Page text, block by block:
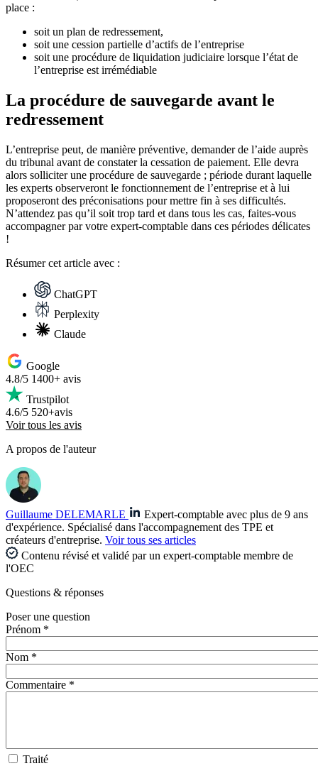
place :
soit un plan de redressement,
soit une cession partielle d’actifs de l’entreprise
soit une procédure de liquidation judiciaire lorsque l’état de
l’entreprise est irrémédiable
La procédure de sauvegarde avant le
redressement
L’entreprise peut, de manière préventive, demander de l’aide auprès
du tribunal avant de constater la cessation de paiement. Elle devra
alors solliciter une procédure de sauvegarde ; période durant laquelle
les experts observeront le fonctionnement de l’entreprise et à lui
proposeront des préconisations pour mettre fin à ses difficultés.
N’attendez pas qu’il soit trop tard et dans tous les cas, faites-vous
accompagner par votre expert-comptable dans ces périodes délicates
!
Résumercet article avec :
ChatGPT
Perplexity
Claude
Google
4.8/5 1400+ avis
Trustpilot
4.6/5 520+avis
Voir tous les avis
A propos de l'auteur
Guillaume DELEMARLE
Expert-comptable avec plus de 9 ans
d'expérience. Spécialisé dans l'accompagnement des TPE et
créateurs d'entreprise. Voir tous ses articles
Contenu révisé et validé par un expert-comptable membre de
l'OEC
Questions & réponses
Poser une question
Prénom *
Nom *
Commentaire *
Traité